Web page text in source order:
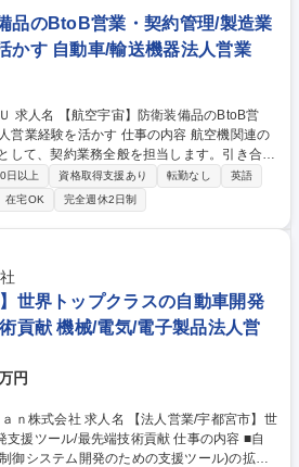
品のBtoB営業・契約管理/製造業
かす 自動車/輸送機器法人営業
営
す 仕事の内容 航空機関連の
して、契約業務全般を担当します。引き合い
、仕様や納期の変更に伴う顧客折衝、社内関
積・提案、契約条
・価格などの契約変更の取りまとめ、顧客折
会取りまとめ：顧客からの要求や照会の一
の展開と回答方針の構築 【取扱プロダク
戦闘機など 【やりがい】顧客の要望と社内
ランスを見極める司令塔として活躍できま
日以上 資格取得支援あり 転勤なし
英語
在宅OK 完全週休2日制
世界トップクラスの自動車開発
貢献 機械/電気/電子製品法人営
円
法人営業/宇都宮市】世
ル/最先端技術貢献 仕事の内容 ■自
御システム開発のための支援ツール)の拡